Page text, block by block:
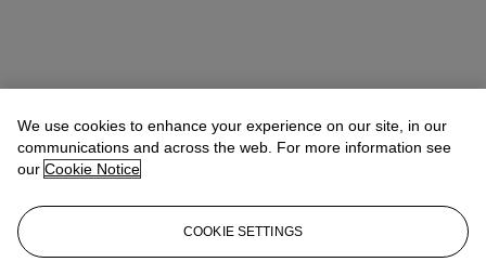
We use cookies to enhance your experience on our site, in our
communications and across the web. For more information see
our Cookie Notice
COOKIE SETTINGS